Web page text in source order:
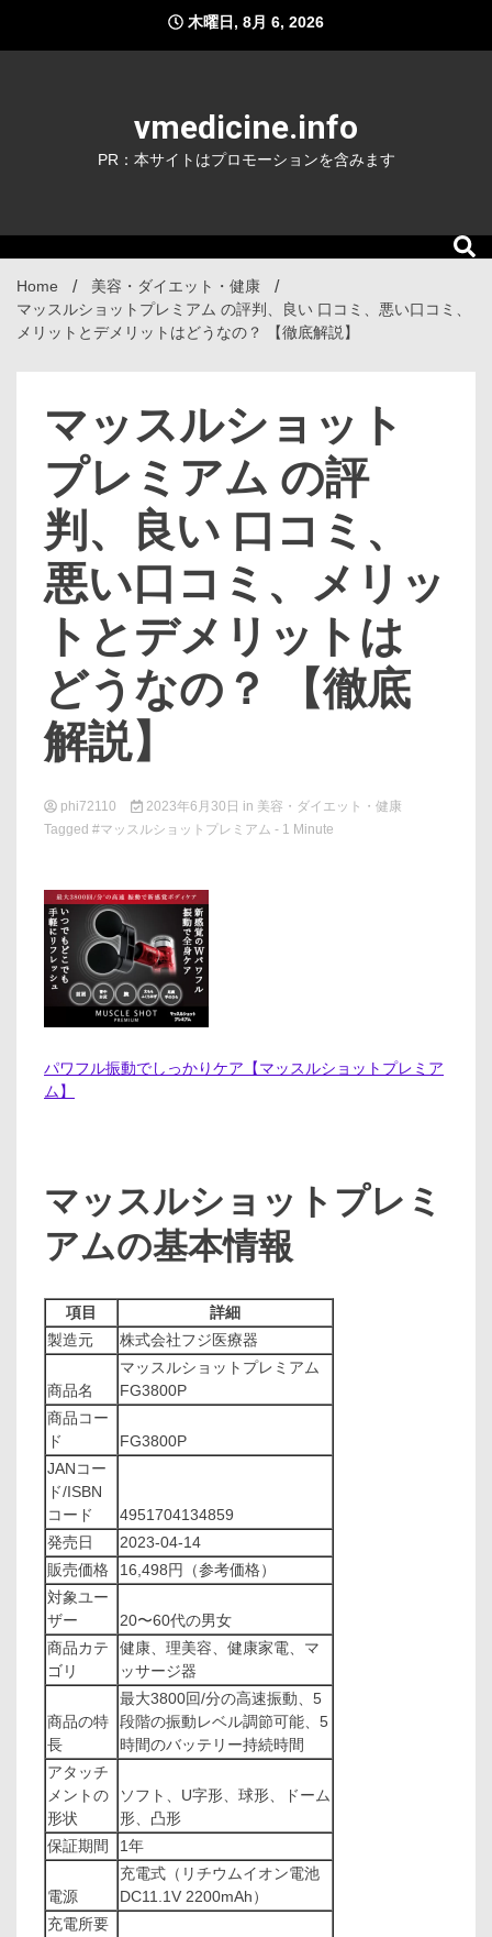
content
木曜日, 8月 6, 2026
vmedicine.info
PR：本サイトはプロモーションを含みます
Home
美容・ダイエット・健康
マッスルショットプレミアム の評判、良い 口コミ、悪い口コミ、
メリットとデメリットはどうなの？ 【徹底解説】
マッスルショット
プレミアム の評
判、良い 口コミ、
悪い口コミ、メリッ
トとデメリットは
どうなの？ 【徹底
解説】
phi72110 2023年6月30日 in 美容・ダイエット・健康
Tagged #マッスルショットプレミアム - 1 Minute
パワフル振動でしっかりケア【マッスルショットプレミア
ム】
マッスルショットプレミ
アムの基本情報
項目
詳細
製造元
株式会社フジ医療器
商品名
マッスルショットプレミアム
FG3800P
商品コー
ド
FG3800P
JANコー
ド/ISBN
コード
4951704134859
発売日
2023-04-14
販売価格
16,498円（参考価格）
対象ユー
ザー
20〜60代の男女
商品カテ
ゴリ
健康、理美容、健康家電、マ
ッサージ器
商品の特
長
最大3800回/分の高速振動、5
段階の振動レベル調節可能、5
時間のバッテリー持続時間
アタッチ
メントの
形状
ソフト、U字形、球形、ドーム
形、凸形
保証期間
1年
電源
充電式（リチウムイオン電池
DC11.1V 2200mAh）
充電所要